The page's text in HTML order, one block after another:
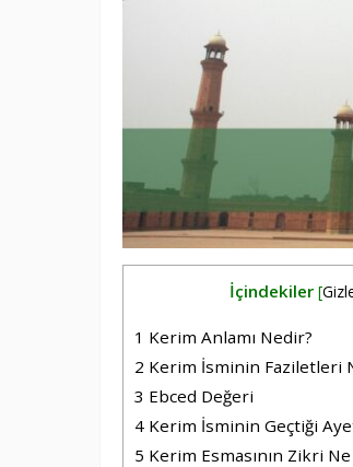
İçindekiler [
1 Kerim Anlamı Nedir?
2 Kerim İsminin Faziletleri
3 Ebced Değeri
4 Kerim İsminin Geçtiği
5 Kerim Esmasının Zikri